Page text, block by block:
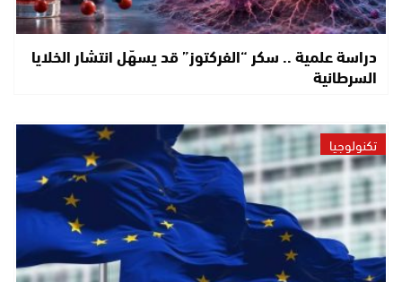
دراسة علمية .. سكر “الفركتوز” قد يسهّل انتشار الخلايا
السرطانية
تكنولوجيا